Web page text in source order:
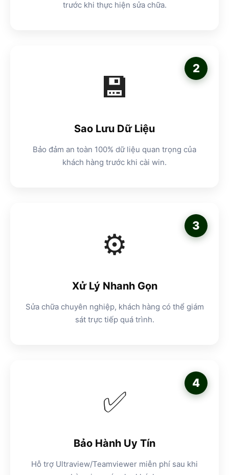
trước khi thực hiện sửa chữa.
2
💾
Sao Lưu Dữ Liệu
Bảo đảm an toàn 100% dữ liệu quan trọng của
khách hàng trước khi cài win.
3
⚙️
Xử Lý Nhanh Gọn
Sửa chữa chuyên nghiệp, khách hàng có thể giám
sát trực tiếp quá trình.
4
✅
Bảo Hành Uy Tín
Hỗ trợ Ultraview/Teamviewer miễn phí sau khi